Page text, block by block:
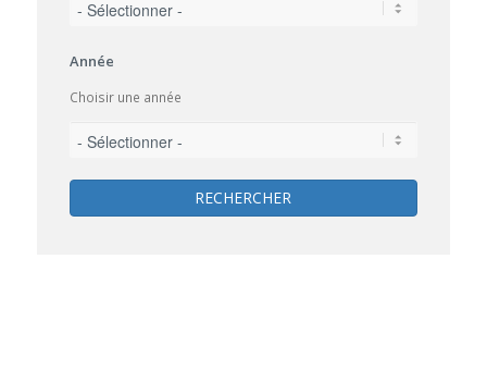
Année
Choisir une année
RECHERCHER